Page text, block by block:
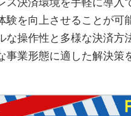
験を向上させることが可
な操作性と多様な決済方
事業形態に適した解決策